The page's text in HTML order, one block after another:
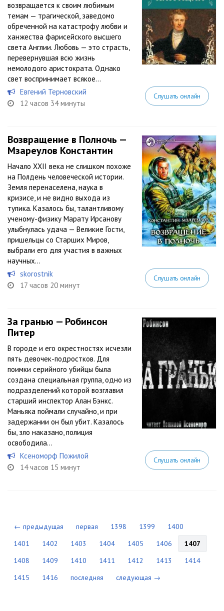
возвращается к своим любимым
темам — трагической, заведомо
обреченной на катастрофу любви и
ханжества фарисейского высшего
света Англии. Любовь — это страсть,
перевернувшая всю жизнь
немолодого аристократа. Однако
свет воспринимает всякое...
Евгений Терновский
12 часов 34 минуты
Слушать онлайн
Возвращение в Полночь —
Мзареулов Константин
Начало XXII века не слишком похоже
на Полдень человеческой истории.
Земля перенаселена, наука в
кризисе, и не видно выхода из
тупика. Казалось бы, талантливому
ученому-физику Марату Ирсанову
улыбнулась удача — Великие Гости,
пришельцы со Старших Миров,
выбрали его для участия в важных
научных...
skorostnik
17 часов 20 минут
Слушать онлайн
За гранью — Робинсон
Питер
В городе и его окрестностях исчезли
пять девочек-подростков. Для
поимки серийного убийцы была
создана специальная группа, одно из
подразделений которой возглавил
старший инспектор Алан Бэнкс.
Маньяка поймали случайно, и при
задержании он был убит. Казалось
бы, зло наказано, полиция
освободила...
Ксеноморф Пожилой
14 часов 15 минут
Слушать онлайн
← предыдущая первая 1398 1399
1400
1401
1402 1403 1404 1405 1406
1407
1408
1409 1410 1411 1412 1413
1414
1415
1416 последняя следующая →